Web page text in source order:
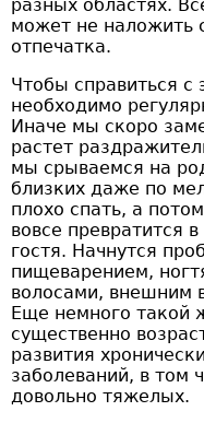
разных областях.
может не наложить
отпечатка.
Чтобы справиться с
необходимо
Иначе мы скоро
растет
мы срываемся на
близких даже по
плохо спать, а
вовсе превратится
гостя. Начнутся
пищеварением,
волосами, внешним
Еще немного такой
существенно
развития
заболеваний, в том
довольно тяжелых.